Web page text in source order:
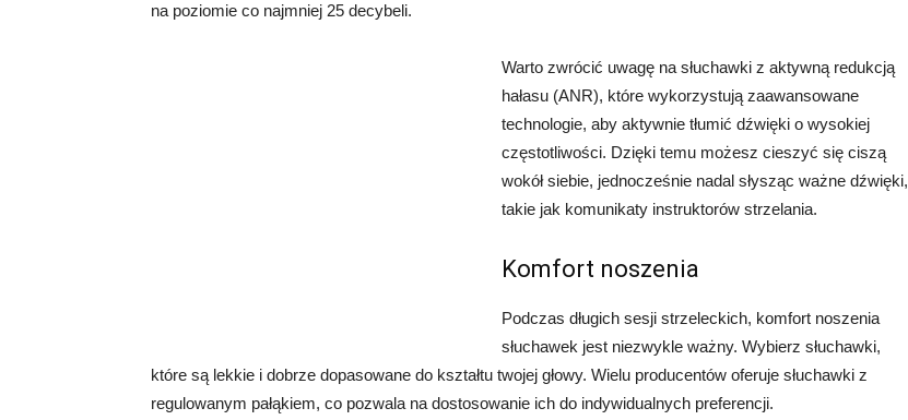
na poziomie co najmniej 25 decybeli.
Warto zwrócić uwagę na słuchawki z aktywną redukcją
hałasu (ANR), które wykorzystują zaawansowane
technologie, aby aktywnie tłumić dźwięki o wysokiej
częstotliwości. Dzięki temu możesz cieszyć się ciszą
wokół siebie, jednocześnie nadal słysząc ważne dźwięki,
takie jak komunikaty instruktorów strzelania.
Komfort noszenia
Podczas długich sesji strzeleckich, komfort noszenia
słuchawek jest niezwykle ważny. Wybierz słuchawki,
które są lekkie i dobrze dopasowane do kształtu twojej głowy. Wielu producentów oferuje słuchawki z
regulowanym pałąkiem, co pozwala na dostosowanie ich do indywidualnych preferencji.